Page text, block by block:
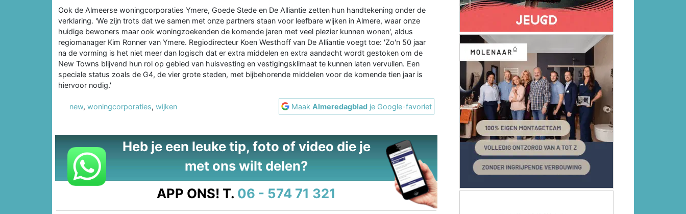
Ook de Almeerse woningcorporaties Ymere, Goede Stede en De Alliantie zetten hun handtekening onder de
verklaring. 'We zijn trots dat we samen met onze partners staan voor leefbare wijken in Almere, waar onze
huidige bewoners maar ook woningzoekenden de komende jaren met veel plezier kunnen wonen', aldus
regiomanager Kim Ronner van Ymere. Regiodirecteur Koen Westhoff van De Alliantie voegt toe: 'Zo'n 50 jaar
na de vorming is het niet meer dan logisch dat er extra middelen en extra aandacht wordt gestoken om de
New Towns blijvend hun rol op gebied van huisvesting en vestigingsklimaat te kunnen laten vervullen. Een
speciale status zoals de G4, de vier grote steden, met bijbehorende middelen voor de komende tien jaar is
hiervoor nodig.'
new, woningcorporaties, wijken MaakAlmeredagblad je Google-favoriet
Heb je een leuke tip, foto of video die je
met ons wilt delen?
APP ONS! T. 06 - 574 71 321